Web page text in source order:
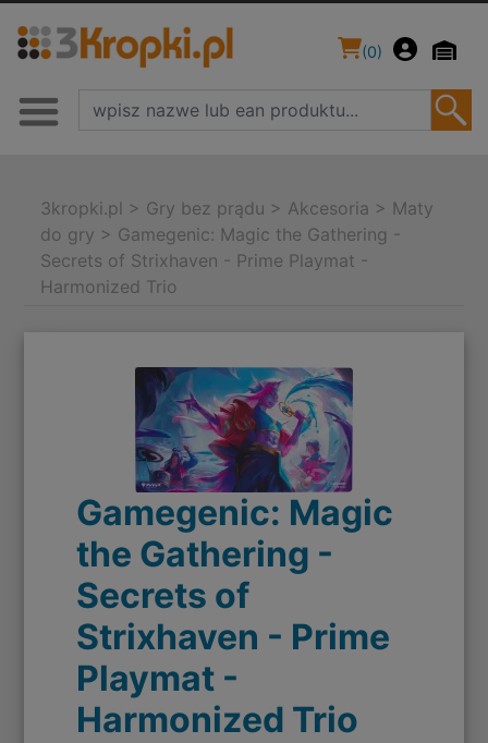
(0)
3kropki.pl > Gry bez prądu > Akcesoria > Maty
do gry > Gamegenic: Magic the Gathering -
Secrets of Strixhaven - Prime Playmat -
Harmonized Trio
Gamegenic: Magic
the Gathering -
Secrets of
Strixhaven - Prime
Playmat -
Harmonized Trio